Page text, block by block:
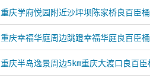
重庆学府悦园附近沙坪坝陈家桥良百臣
重庆幸福华庭周边跳蹬幸福华庭良百臣
重庆半岛逸景周边5km重庆大渡口良百臣